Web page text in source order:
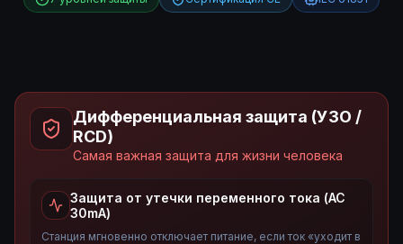
Дифференциальная защита (УЗО /
RCD)
Самая важная защита для жизни человека
Защита от утечки переменного тока (AC
30mA)
Станция мгновенно отключает питание, если ток «уходит в